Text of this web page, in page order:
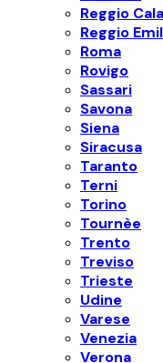
Reggio
Reggio
Roma
Rovigo
Sassari
Savona
Siena
Siracusa
Taranto
Terni
Torino
Tournèe
Trento
Treviso
Trieste
Udine
Varese
Venezia
Verona